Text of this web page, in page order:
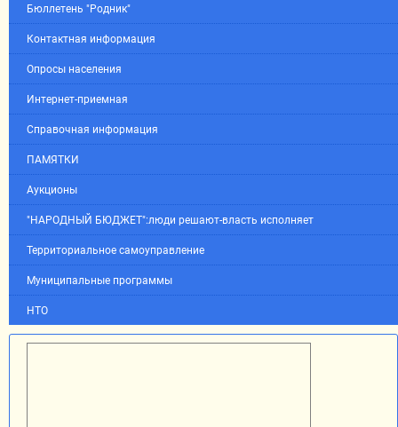
Бюллетень "Родник"
Контактная информация
Опросы населения
Интернет-приемная
Справочная информация
ПАМЯТКИ
Аукционы
"НАРОДНЫЙ БЮДЖЕТ":люди решают-власть исполняет
Территориальное самоуправление
Муниципальные программы
НТО